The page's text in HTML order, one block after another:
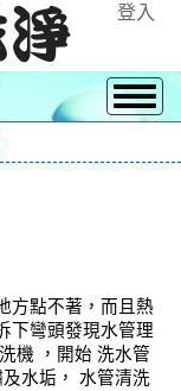
登入
方點不著，而且熱
下彎頭發現水管理
機 ，開始 洗水管
水垢， 水管清洗